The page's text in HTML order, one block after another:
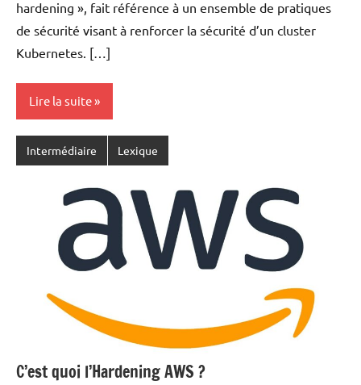
hardening », fait référence à un ensemble de pratiques
de sécurité visant à renforcer la sécurité d’un cluster
Kubernetes. […]
Lire la suite
Intermédiaire Lexique
C’est quoi l’Hardening AWS ?